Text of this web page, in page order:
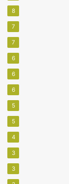
8
7
7
6
6
6
5
5
4
3
3